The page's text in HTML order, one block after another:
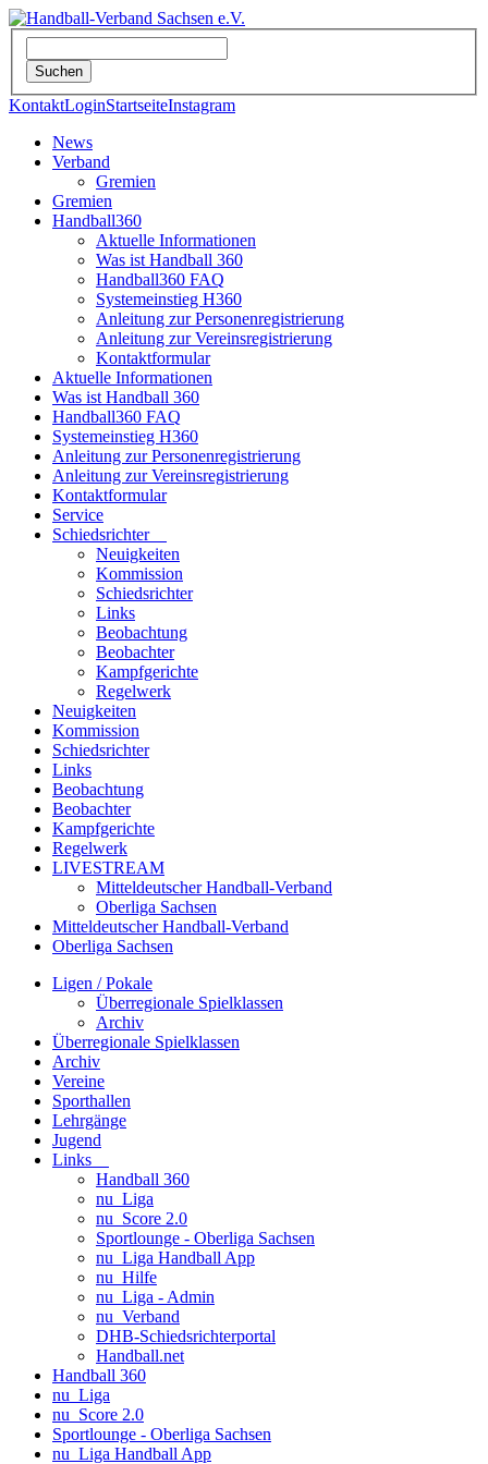
KontaktLoginStartseiteInstagram
News
Verband
Gremien
Gremien
Handball360
Aktuelle Informationen
Was ist Handball 360
Handball360 FAQ
Systemeinstieg H360
Anleitung zur Personenregistrierung
Anleitung zur Vereinsregistrierung
Kontaktformular
Aktuelle Informationen
Was ist Handball 360
Handball360 FAQ
Systemeinstieg H360
Anleitung zur Personenregistrierung
Anleitung zur Vereinsregistrierung
Kontaktformular
Service
Schiedsrichter
Neuigkeiten
Kommission
Schiedsrichter
Links
Beobachtung
Beobachter
Kampfgerichte
Regelwerk
Neuigkeiten
Kommission
Schiedsrichter
Links
Beobachtung
Beobachter
Kampfgerichte
Regelwerk
LIVESTREAM
Mitteldeutscher Handball-Verband
Oberliga Sachsen
Mitteldeutscher Handball-Verband
Oberliga Sachsen
Ligen / Pokale
Überregionale Spielklassen
Archiv
Überregionale Spielklassen
Archiv
Vereine
Sporthallen
Lehrgänge
Jugend
Links
Handball 360
nu_Liga
nu_Score 2.0
Sportlounge - Oberliga Sachsen
nu_Liga Handball App
nu_Hilfe
nu_Liga - Admin
nu_Verband
DHB-Schiedsrichterportal
Handball.net
Handball 360
nu_Liga
nu_Score 2.0
Sportlounge - Oberliga Sachsen
nu_Liga Handball App